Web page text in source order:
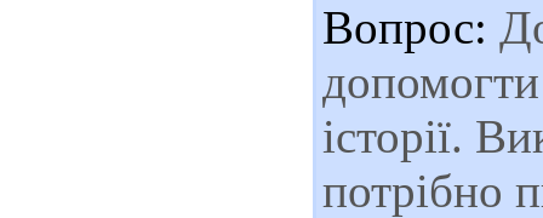
Вопрос:
історії.
потрібно